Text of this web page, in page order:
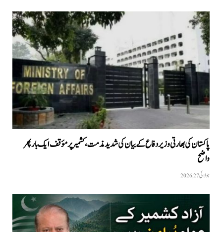
پاکستان کی بھارتی وزیر دفاع کے بیان کی شدید مذمت، کشمیر پر مؤقف ایک بار پھر
واضح
جولائی 27, 2026